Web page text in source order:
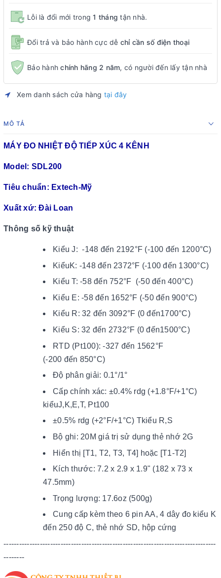
Lỗi là đổi mới trong1 tháng tận nhà.
Đổi trả và bảo hành cực dễ chỉ cần số điện thoại
Bảo hànhchính hãng 2 năm, có người đến lấy tận nhà
Xem danh sách cửa hàng tại đây
MÔ TẢ
MÁY ĐO NHIỆT ĐỘ TIẾP XÚC 4 KÊNH
Model: SDL200
Tiêu chuẩn: Extech-Mỹ
Xuất xứ: Đài Loan
Thông số kỹ thuật
Kiểu J: -148 đến 2192°F (-100 đến 1200°C)
KiểuK: -148 đến 2372°F (-100 đến 1300°C)
Kiểu T: -58 đến 752°F (-50 đến 400°C)
Kiểu E: -58 đến 1652°F (-50 đến 900°C)
Kiểu R: 32 đến 3092°F (0 đến1700°C)
Kiểu S: 32 đến 2732°F (0 đến1500°C)
RTD (Pt100): -327 đến 1562°F
(-200 đến 850°C)
Độ phân giải: 0.1°/1°
Cấp chính xác: ±0.4% rdg (+1.8°F/+1°C)
kiểuJ,K,E,T, Pt100
±0.5% rdg (+2°F/+1°C) Tkiểu R,S
Bộ ghi: 20M giá trị sử dụng thẻ nhớ 2G
Hiển thị [T1, T2, T3, T4] hoặc [T1-T2]
Kích thước: 7.2 x 2.9 x 1.9" (182 x 73 x
47.5mm)
Trọng lượng: 17.6oz (500g)
Cung cấp kèm theo 6 pin AA, 4 dây đo kiểu K
đến 250 độ C, thẻ nhớ SD, hộp cứng
----------------------------------------------------------------------------------
--------